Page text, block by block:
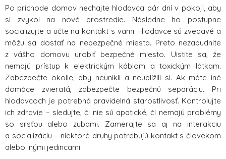
Po príchode domov nechajte hlodavca pár dní v pokoji, aby
si zvykol na nové prostredie. Následne ho postupne
socializujte a učte na kontakt s vami. Hlodavce sú zvedavé a
môžu sa dostať na nebezpečné miesta. Preto nezabudnite
z vášho domovu urobiť bezpečné miesto. Uistite sa, že
nemajú prístup k elektrickým káblom a toxickým látkam.
Zabezpečte okolie, aby neunikli a neublížili si. Ak máte iné
domáce zvieratá, zabezpečte bezpečnú separáciu. Pri
hlodavcoch je potrebná pravidelná starostlivosť. Kontrolujte
ich zdravie – sledujte, či nie sú apatické, či nemajú problémy
so srsťou alebo zubami. Zamerajte sa aj na interakciu
a socializáciu – niektoré druhy potrebujú kontakt s človekom
alebo inými jedincami.